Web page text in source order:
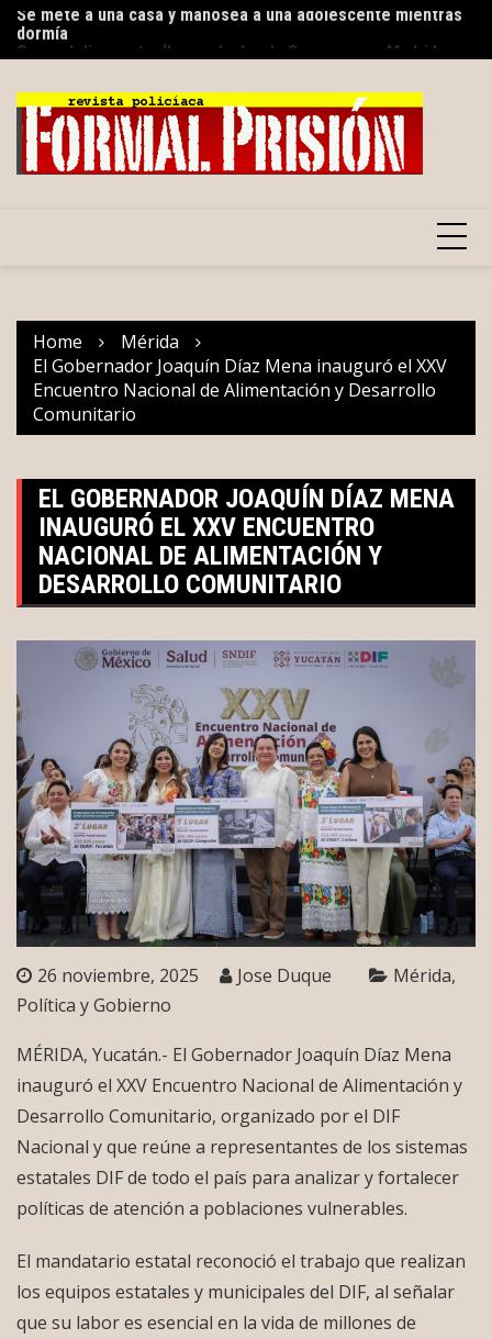
Skip
content
dormía
Como delincuente, ‘buscan’ a Layda Sansores en Madrid,
España
Home
Mérida
El Gobernador Joaquín Díaz Mena inauguró el XXV
Encuentro Nacional de Alimentación y Desarrollo
Comunitario
EL GOBERNADOR JOAQUÍN DÍAZ MENA
INAUGURÓ EL XXV ENCUENTRO
NACIONAL DE ALIMENTACIÓN Y
DESARROLLO COMUNITARIO
26 noviembre, 2025 Jose Duque
Mérida
Política y Gobierno
MÉRIDA, Yucatán.- El Gobernador Joaquín Díaz Mena
inauguró el XXV Encuentro Nacional de Alimentación y
Desarrollo Comunitario, organizado por el DIF
Nacional y que reúne a representantes de los sistemas
estatales DIF de todo el país para analizar y fortalecer
políticas de atención a poblaciones vulnerables.
El mandatario estatal reconoció el trabajo que realizan
los equipos estatales y municipales del DIF, al señalar
que su labor es esencial en la vida de millones de